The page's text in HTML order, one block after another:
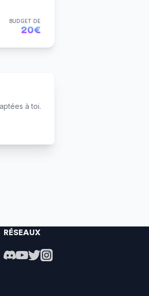
BUDGET DE
20€
à toi.
RÉSEAUX